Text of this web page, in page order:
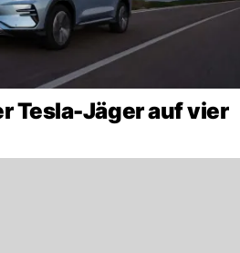
Tesla-Jäger auf vier